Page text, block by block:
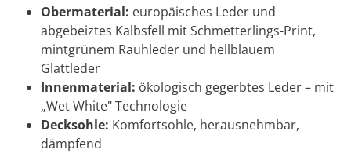
Obermaterial: europäisches Leder und
abgebeiztes Kalbsfell mit Schmetterlings-Print,
mintgrünem Rauhleder und hellblauem
Glattleder
Innenmaterial: ökologisch gegerbtes Leder – mit
„Wet White" Technologie
Decksohle: Komfortsohle, herausnehmbar,
dämpfend